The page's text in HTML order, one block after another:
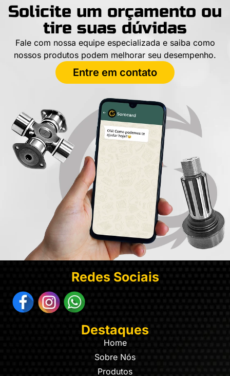
Solicite um orçamento ou
tire suas dúvidas
Fale com nossa equipe especializada e saiba como
nossos produtos podem melhorar seu desempenho.
Entre em contato
Redes Sociais
Destaques
Home
Sobre Nós
Produtos